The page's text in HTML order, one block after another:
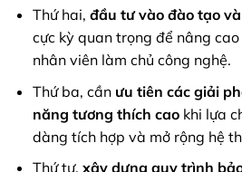
Thứ hai, đầu tư vào đào tạo
cực kỳ quan trọng để nâng
nhân viên làm chủ công nghệ.
Thứ ba, cần ưu tiên các giải
năng tương thích caokhi lựa
dàng tích hợp và mở rộng hệ
Thứ tư, xây dựng quy trình